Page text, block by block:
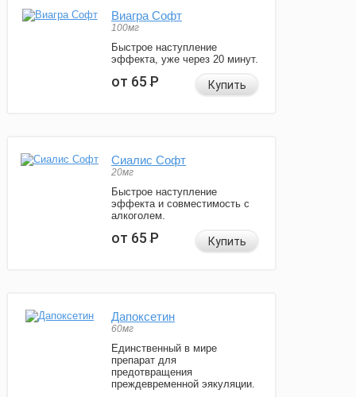
Виагра Софт
100мг
Быстрое наступление
эффекта, уже через 20 минут.
от 65Р Купить
Сиалис Софт
20мг
Быстрое наступление
эффекта и совместимость с
алкоголем.
от 65Р Купить
Дапоксетин
60мг
Единственный в мире
препарат для
предотвращения
преждевременной эякуляции.